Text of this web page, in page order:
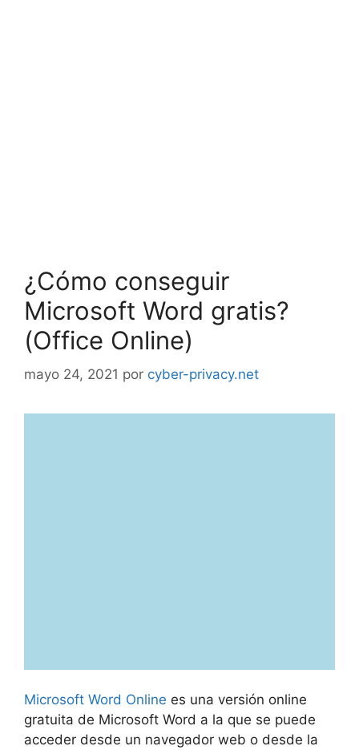
¿Cómo conseguir
Microsoft Word gratis?
(Office Online)
mayo 24, 2021 por cyber-privacy.net
Microsoft Word Online es una versión online
gratuita de Microsoft Word a la que se puede
acceder desde un navegador web o desde la